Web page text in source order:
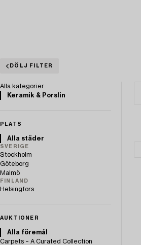
DÖLJ FILTER
Alla kategorier
Keramik & Porslin
PLATS
Alla städer
SVERIGE
Stockholm
Göteborg
Malmö
FINLAND
Helsingfors
AUKTIONER
Alla föremål
Carpets – A Curated Collection